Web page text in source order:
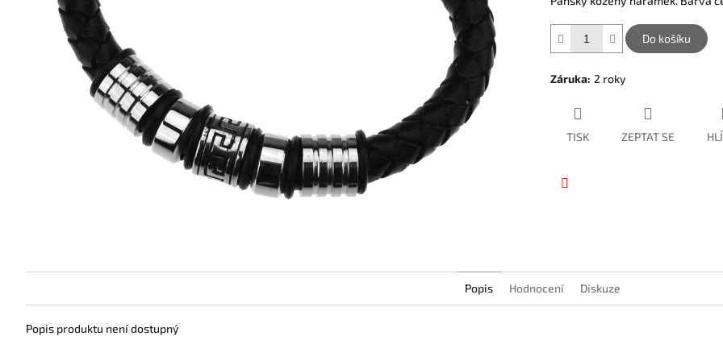
Do košíku
Záruka: 2 roky
TISK ZEPTAT SE
Popis Hodnocení Diskuze
Popis produktu není dostupný